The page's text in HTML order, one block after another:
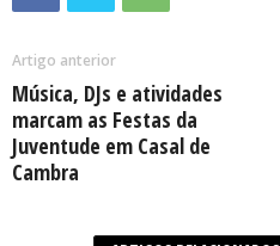
Artigo anterior
Música, DJs e atividades
marcam as Festas da
Juventude em Casal de
Cambra